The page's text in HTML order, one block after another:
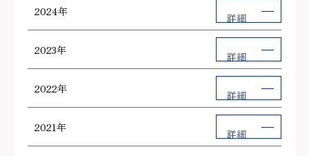
2024年 詳細
2023年 詳細
2022年 詳細
2021年 詳細